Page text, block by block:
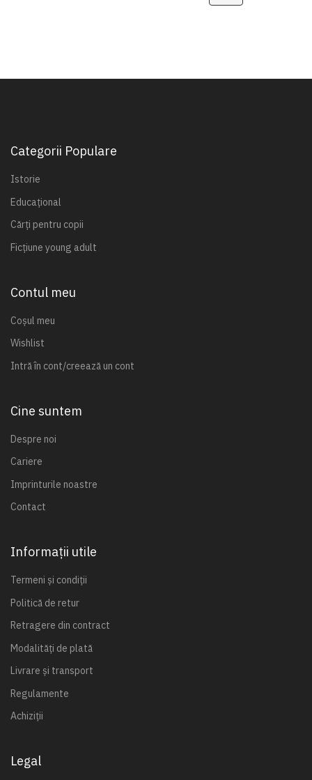
Categorii Populare
Istorie
Educațional
Cărți pentru copii
Ficțiune young adult
Contul meu
Coșul meu
Wishlist
Intră în cont/creează un cont
Cine suntem
Despre noi
Cariere
Imprinturile noastre
Contact
Informații utile
Termeni și condiții
Politică de retur
Retragere din contract
Modalități de plată
Livrare și transport
Regulamente
Achiziții
Legal